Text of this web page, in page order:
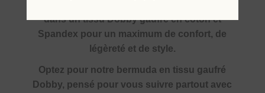
dans un tissu Dobby gaufré en coton et
Spandex pour un maximum de confort, de
légèreté et de style.
Optez pour notre bermuda en tissu gaufré
Dobby, pensé pour vous suivre partout avec